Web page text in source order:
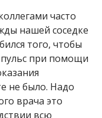
часто
нашей соседке
того, чтобы
при помощи
не было. Надо
врача это
всю